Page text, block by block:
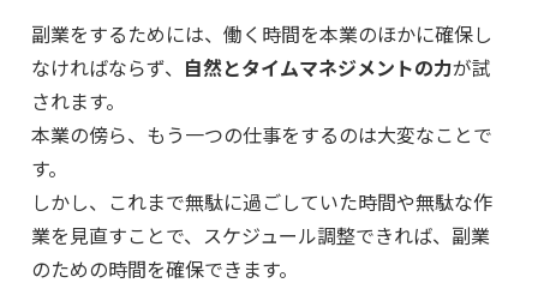
副業をするためには、働く時間を本業のほかに確保し
なければならず、 自然とタイムマネジメントの力が試
されます。
本業の傍ら、もう一つの仕事をするのは大変なことで
す。
しかし、これまで無駄に過ごしていた時間や無駄な作
業を見直すことで、スケジュール調整できれば、副業
のための時間を確保できます。